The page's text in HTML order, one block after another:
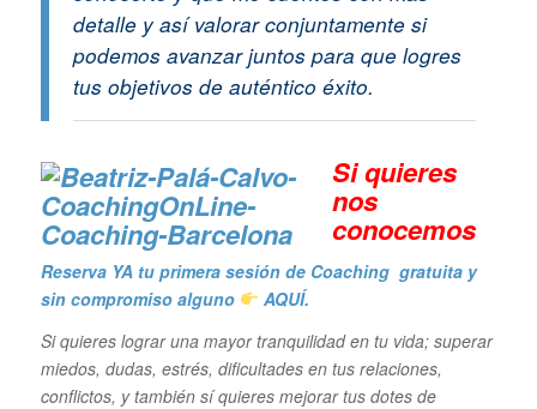
detalle y así valorar conjuntamente si
podemos avanzar juntos para que logres
tus objetivos de auténtico éxito.
Si quieres
nos
conocemos
Reserva YA tu primera sesión de Coaching gratuita y
sin compromiso alguno
AQUÍ.
Si quieres lograr una mayor tranquilidad en tu vida; superar
miedos, dudas, estrés, dificultades en tus relaciones,
conflictos, y también sí quieres mejorar tus dotes de